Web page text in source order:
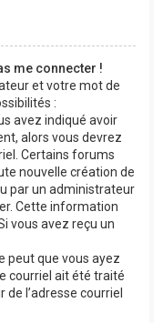
me connecter !
et votre mot de
:
avez indiqué avoir
alors vous devrez
Certains forums
nouvelle création de
par un administrateur
Cette information
vous avez reçu un
peut que vous ayez
courriel ait été traité
l’adresse courriel